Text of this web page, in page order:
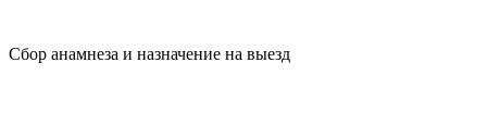
Сбор анамнеза и назначение на выезд